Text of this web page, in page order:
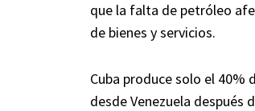
que la falta de petróleo
de bienes y servicios.
Cuba produce solo el 40%
desde Venezuela después